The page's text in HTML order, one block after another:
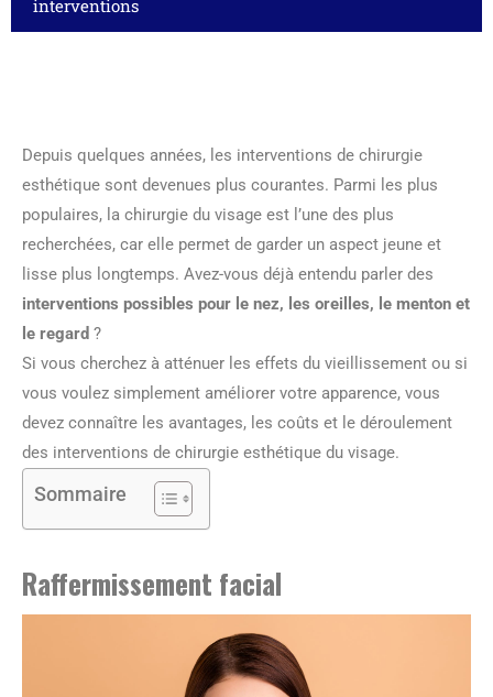
interventions
Depuis quelques années, les interventions de chirurgie
esthétique sont devenues plus courantes. Parmi les plus
populaires, la chirurgie du visage est l’une des plus
recherchées, car elle permet de garder un aspect jeune et
lisse plus longtemps. Avez-vous déjà entendu parler des
interventions possibles pour le nez, les oreilles, le menton et
le regard ?
Si vous cherchez à atténuer les effets du vieillissement ou si
vous voulez simplement améliorer votre apparence, vous
devez connaître les avantages, les coûts et le déroulement
des interventions de chirurgie esthétique du visage.
Sommaire
Raffermissement facial